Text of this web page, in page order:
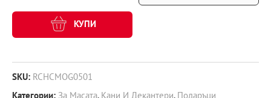
КУПИ
SKU: RCHCMOG0501
Категории: За Масата, Кани И Декантери, Подаръци